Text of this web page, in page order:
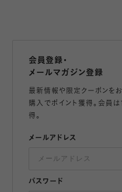
会員登録・
メールマガジン登録
最新情報や限定クーポンをお
購入でポイント獲得。会員
得。
メールアドレス
パスワード